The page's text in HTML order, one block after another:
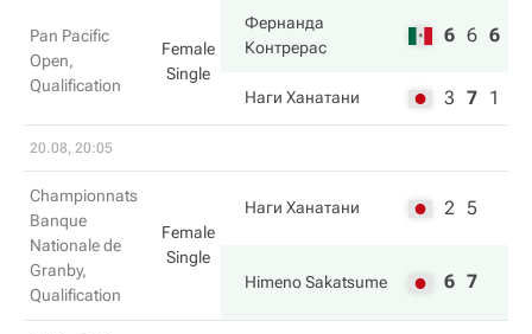
Pan Pacific
Open,
Qualification
Female
Single
Фернанда
Контрерас
6 6 6
Наги Ханатани 3 7 1
20.08, 20:05
Championnats
Banque
Nationale de
Granby,
Qualification
Female
Single
Наги Ханатани 2 5
Himeno Sakatsume 6 7